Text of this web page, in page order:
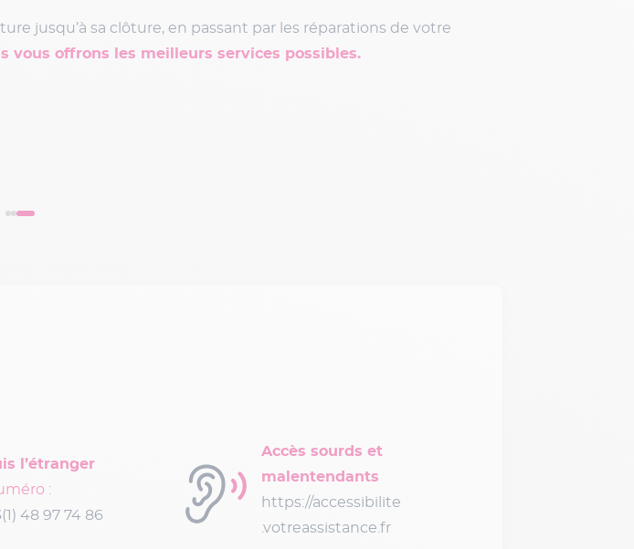
ensuite, nous joindre l’ensemble des documents justificatifs
à l’amiable, la déclaration circonstanciée ou le dépôt de plainte,
l’étranger
:
48 97 74 86
Accès sourds et
malentendants
https://accessibilite
.votreassistance.fr